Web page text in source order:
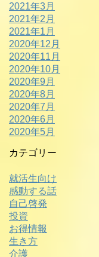
2021年3月
2021年2月
2021年1月
2020年12月
2020年11月
2020年10月
2020年9月
2020年8月
2020年7月
2020年6月
2020年5月
カテゴリー
就活生向け
感動する話
自己啓発
投資
お得情報
生き方
介護